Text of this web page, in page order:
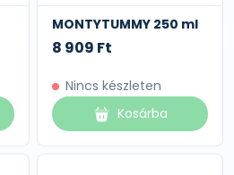
MONTYTUMMY 250 ml
8 909 Ft
Nincs készleten
Kosárba